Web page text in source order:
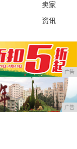
卖家
资讯
广告
广告